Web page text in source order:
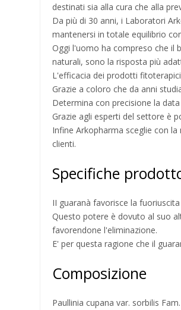
destinati sia alla cura che alla
Da più di 30 anni, i Laboratori
mantenersi in totale equilibrio
Oggi l'uomo ha compreso che il
naturali, sono la risposta più
L'efficacia dei prodotti
Grazie a coloro che da anni
Determina con precisione la
Grazie agli esperti del settore è
Infine Arkopharma sceglie con
clienti.
Specifiche
II guaranà favorisce la
Questo potere è dovuto al suo
favorendone l'eliminazione.
E' per questa ragione che il
Composizione
Paullinia cupana var. sorbilis